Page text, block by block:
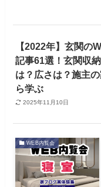
【2022年】玄関の
記事61選！玄関収
は？広さは？施主
ら学ぶ
2025年11月10日
WEB内覧会